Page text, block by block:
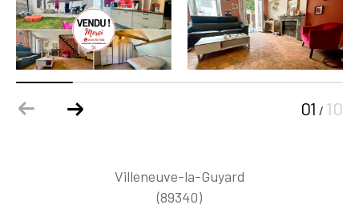
01 / 10
Villeneuve-la-Guyard
(89340)